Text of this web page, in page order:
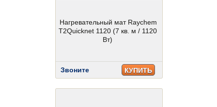
Нагревательный мат Raychem
T2Quicknet 1120 (7 кв. м / 1120
Вт)
Звоните КУПИТЬ